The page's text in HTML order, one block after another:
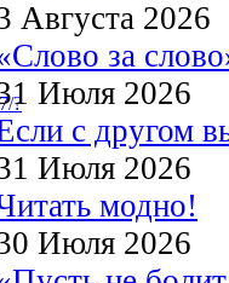
?
Августа 2026
за
Июля 2026
с другом
Июля 2026
модно!
Июля 2026